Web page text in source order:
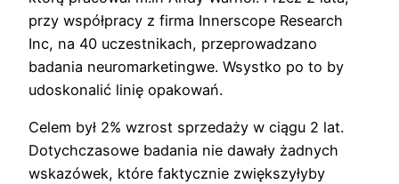
przy współpracy z firma Innerscope Research
Inc, na 40 uczestnikach, przeprowadzano
badania neuromarketingwe. Wsystko po to by
udoskonalić linię opakowań.
Celem był 2% wzrost sprzedaży w ciągu 2 lat.
Dotychczasowe badania nie dawały żadnych
wskazówek, które faktycznie zwiększyłyby